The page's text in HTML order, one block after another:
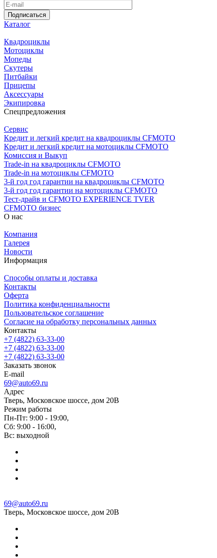
Подписаться
Каталог
Квадроциклы
Мотоциклы
Мопеды
Скутеры
Питбайки
Прицепы
Аксессуары
Экипировка
Спецпредложения
Сервис
Кредит и легкий кредит на квадроциклы CFMOTO
Кредит и легкий кредит на мотоциклы CFMOTO
Комиссия и Выкуп
Trade-in на квадроциклы CFMOTO
Trade-in на мотоциклы CFMOTO
3-й год год гарантии на квадроциклы CFMOTO
3-й год год гарантии на мотоциклы CFMOTO
Тест-драйв и CFMOTO EXPERIENCE TVER
CFMOTO бизнес
О нас
Компания
Галерея
Новости
Информация
Способы оплаты и доставка
Контакты
Оферта
Политика конфиденциальности
Пользовательское соглашение
Согласие на обработку персональных данных
Контакты
+7 (4822) 63-33-00
+7 (4822) 63-33-00
+7 (4822) 63-33-00
Заказать звонок
E-mail
69@auto69.ru
Адрес
Тверь, Московское шоссе, дом 20В
Режим работы
Пн-Пт: 9:00 - 19:00,
Сб: 9:00 - 16:00,
Вс: выходной
69@auto69.ru
Тверь, Московское шоссе, дом 20В